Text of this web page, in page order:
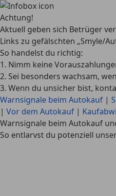
Achtung!
Aktuell geben sich Betrüger
Links zu gefälschten „Smyle/
So handelst du richtig:
1. Nimm keine
2. Sei besonders wachsam,
3. Wenn du unsicher bist,
Warnsignale beim Autokauf |
| Vor dem Autokauf |
Warnsignale beim Autokauf
So entlarvst du potenziell